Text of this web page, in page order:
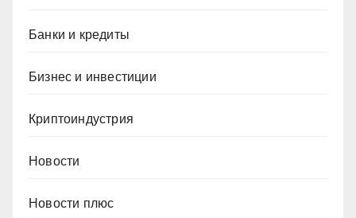
Банки и кредиты
Бизнес и инвестиции
Криптоиндустрия
Новости
Новости плюс